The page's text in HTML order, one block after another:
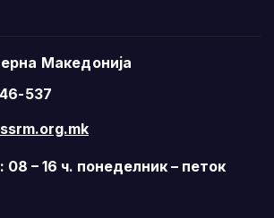
Македонија
537
– 16 ч. понеделник – петок